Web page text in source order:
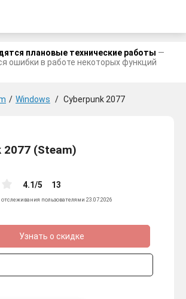
плановые технические работы —
ошибки в работе некоторых функций
/ Windows / Cyberpunk 2077
2077 (Steam)
4.1/5 13
пользователями 23.07.2026
Узнать о скидке